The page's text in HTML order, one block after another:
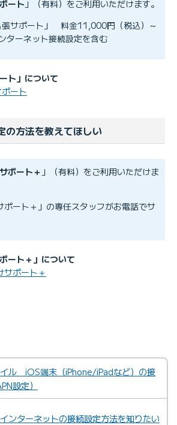
ート 」（有料）をご利用いただけます。
張サポート」 料金11,000円（税込）～
ターネット接続設定を含む
ト」について
ート
の方法を教えてほしい
ポート＋ 」（有料）をご利用いただけま
ポート＋」の専任スタッフがお電話でサ
ート＋」について
サポート＋
ル iOS端末（iPhone/iPadなど）の接
設定）
ターネットの接続設定方法を知りたい